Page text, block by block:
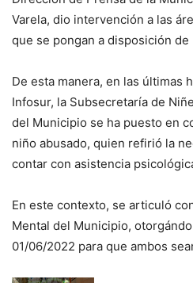
Varela, dio intervención a las
que se pongan a disposición de
De esta manera, en las últimas
Infosur, la Subsecretaría de
del Municipio se ha puesto en
niño abusado, quien refirió la
contar con asistencia
En este contexto, se articuló
Mental del Municipio,
01/06/2022 para que ambos